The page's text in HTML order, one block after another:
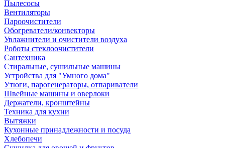
Пылесосы
Вентиляторы
Пароочистители
Обогреватели/конвекторы
Увлажнители и очистители воздуха
Роботы стеклоочистители
Сантехника
Стиральные, сушильные машины
Устройства для "Умного дома"
Утюги, парогенераторы, отпариватели
Швейные машины и оверлоки
Держатели, кронштейны
Техника для кухни
Вытяжки
Кухонные принадлежности и посуда
Хлебопечи